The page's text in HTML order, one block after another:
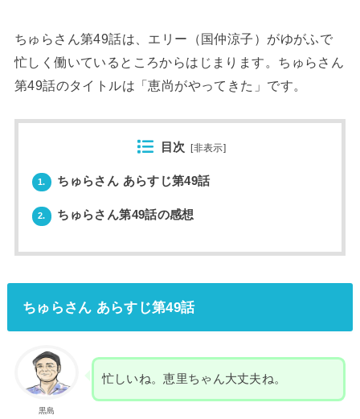
ちゅらさん第49話は、エリー（国仲涼子）がゆがふで
忙しく働いているところからはじまります。ちゅらさん
第49話のタイトルは「恵尚がやってきた」です。
目次 [非表示]
1. ちゅらさん あらすじ第49話
2. ちゅらさん第49話の感想
ちゅらさん あらすじ第49話
黒島
忙しいね。恵里ちゃん大丈夫ね。